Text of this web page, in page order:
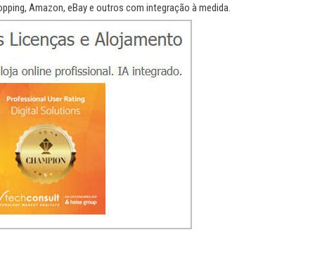
Amazon, eBay e outros com integração à medida.